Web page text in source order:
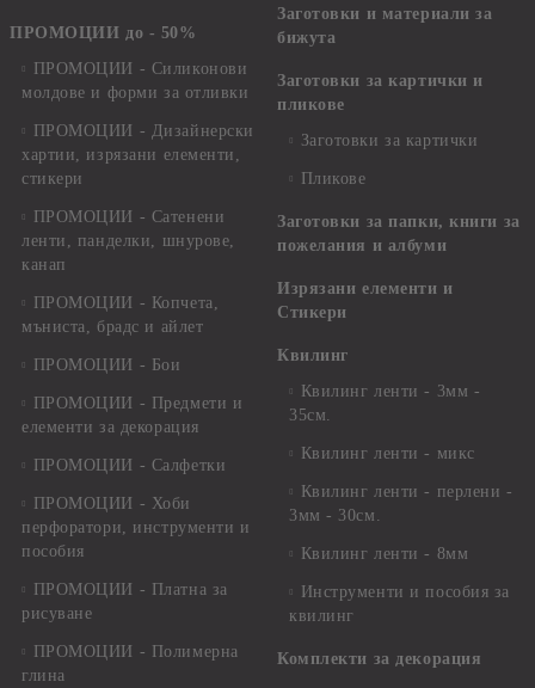
ПРОМОЦИИ до - 50%
ПРОМОЦИИ - Силиконови
молдове и форми за отливки
ПРОМОЦИИ - Дизайнерски
хартии, изрязани елементи,
стикери
ПРОМОЦИИ - Сатенени
ленти, панделки, шнурове,
канап
ПРОМОЦИИ - Копчета,
мъниста, брадс и айлет
ПРОМОЦИИ - Бои
ПРОМОЦИИ - Предмети и
елементи за декорация
ПРОМОЦИИ - Салфетки
ПРОМОЦИИ - Хоби
перфоратори, инструменти и
пособия
ПРОМОЦИИ - Платна за
рисуване
ПРОМОЦИИ - Полимерна
глина
Заготовки и материали за
бижута
Заготовки за картички и
пликове
Заготовки за картички
Пликове
Заготовки за папки, книги за
пожелания и албуми
Изрязани елементи и
Стикери
Квилинг
Квилинг ленти - 3мм -
35см.
Квилинг ленти - микс
Квилинг ленти - перлени -
3мм - 30см.
Квилинг ленти - 8мм
Инструменти и пособия за
квилинг
Комплекти за декорация